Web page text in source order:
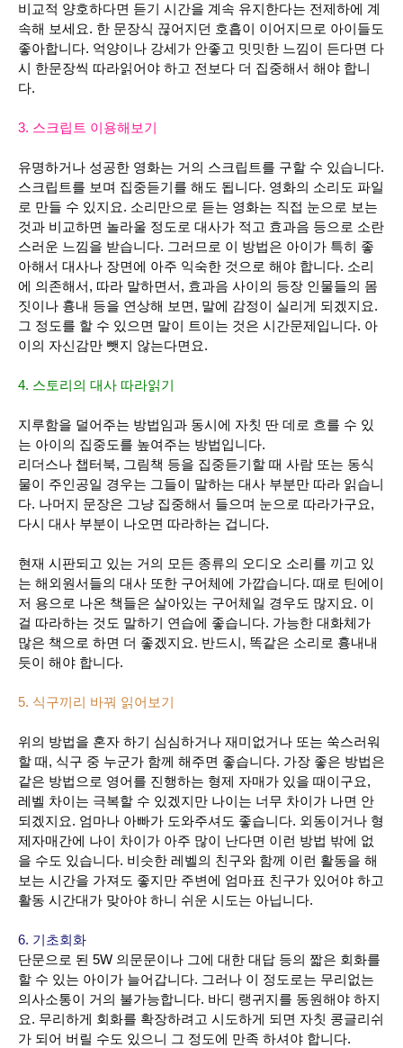
비교적 양호하다면 듣기 시간을 계속 유지한다는 전제하에 계
속해 보세요. 한 문장식 끊어지던 호흡이 이어지므로 아이들도
좋아합니다. 억양이나 강세가 안좋고 밋밋한 느낌이 든다면 다
시 한문장씩 따라읽어야 하고 전보다 더 집중해서 해야 합니
다.
3. 스크립트 이용해보기
유명하거나 성공한 영화는 거의 스크립트를 구할 수 있습니다.
스크립트를 보며 집중듣기를 해도 됩니다. 영화의 소리도 파일
로 만들 수 있지요. 소리만으로 듣는 영화는 직접 눈으로 보는
것과 비교하면 놀라울 정도로 대사가 적고 효과음 등으로 소란
스러운 느낌을 받습니다. 그러므로 이 방법은 아이가 특히 좋
아해서 대사나 장면에 아주 익숙한 것으로 해야 합니다. 소리
에 의존해서, 따라 말하면서, 효과음 사이의 등장 인물들의 몸
짓이나 흉내 등을 연상해 보면, 말에 감정이 실리게 되겠지요.
그 정도를 할 수 있으면 말이 트이는 것은 시간문제입니다. 아
이의 자신감만 뺏지 않는다면요.
4. 스토리의 대사 따라읽기
지루함을 덜어주는 방법임과 동시에 자칫 딴 데로 흐를 수 있
는 아이의 집중도를 높여주는 방법입니다.
리더스나 챕터북, 그림책 등을 집중듣기할 때 사람 또는 동식
물이 주인공일 경우는 그들이 말하는 대사 부분만 따라 읽습니
다. 나머지 문장은 그냥 집중해서 들으며 눈으로 따라가구요,
다시 대사 부분이 나오면 따라하는 겁니다.
현재 시판되고 있는 거의 모든 종류의 오디오 소리를 끼고 있
는 해외원서들의 대사 또한 구어체에 가깝습니다. 때로 틴에이
저 용으로 나온 책들은 살아있는 구어체일 경우도 많지요. 이
걸 따라하는 것도 말하기 연습에 좋습니다. 가능한 대화체가
많은 책으로 하면 더 좋겠지요. 반드시, 똑같은 소리로 흉내내
듯이 해야 합니다.
5. 식구끼리 바꿔 읽어보기
위의 방법을 혼자 하기 심심하거나 재미없거나 또는 쑥스러워
할 때, 식구 중 누군가 함께 해주면 좋습니다. 가장 좋은 방법은
같은 방법으로 영어를 진행하는 형제 자매가 있을 때이구요,
레벨 차이는 극복할 수 있겠지만 나이는 너무 차이가 나면 안
되겠지요. 엄마나 아빠가 도와주셔도 좋습니다. 외동이거나 형
제자매간에 나이 차이가 아주 많이 난다면 이런 방법 밖에 없
을 수도 있습니다. 비슷한 레벨의 친구와 함께 이런 활동을 해
보는 시간을 가져도 좋지만 주변에 엄마표 친구가 있어야 하고
활동 시간대가 맞아야 하니 쉬운 시도는 아닙니다.
6. 기초회화
단문으로 된 5W 의문문이나 그에 대한 대답 등의 짧은 회화를
할 수 있는 아이가 늘어갑니다. 그러나 이 정도로는 무리없는
의사소통이 거의 불가능합니다. 바디 랭귀지를 동원해야 하지
요. 무리하게 회화를 확장하려고 시도하게 되면 자칫 콩글리쉬
가 되어 버릴 수도 있으니 그 정도에 만족 하셔야 합니다.